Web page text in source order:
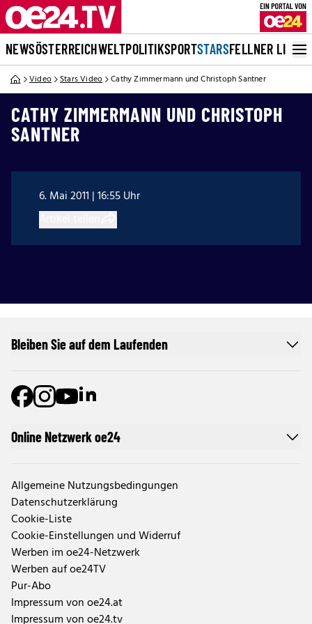
NEWSÖSTERREICHWELTPOLITIKSPORTSTARSFELLNER LIVE
Video Stars Video Cathy Zimmermann und Christoph Santner
CATHY ZIMMERMANN UND CHRISTOPH
SANTNER
6. Mai 2011 | 16:55 Uhr
Online Netzwerk oe24
Allgemeine Nutzungsbedingungen
Datenschutzerklärung
Cookie-Liste
Cookie-Einstellungen und Widerruf
Werben im oe24-Netzwerk
Werben auf oe24TV
Pur-Abo
Impressum von oe24.at
Impressum von oe24.tv
Bleiben Sie auf dem Laufenden